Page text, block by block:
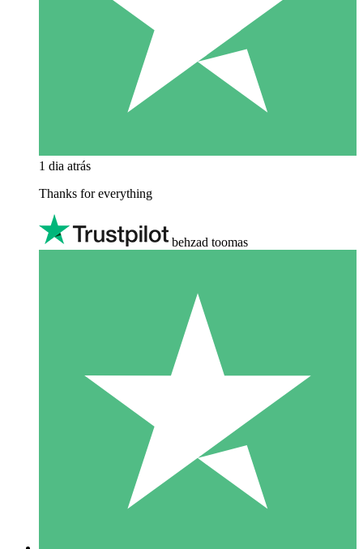
1 dia atrás
Thanks for everything
behzad toomas